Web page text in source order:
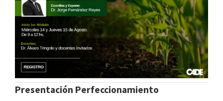
Presentación Perfeccionamiento